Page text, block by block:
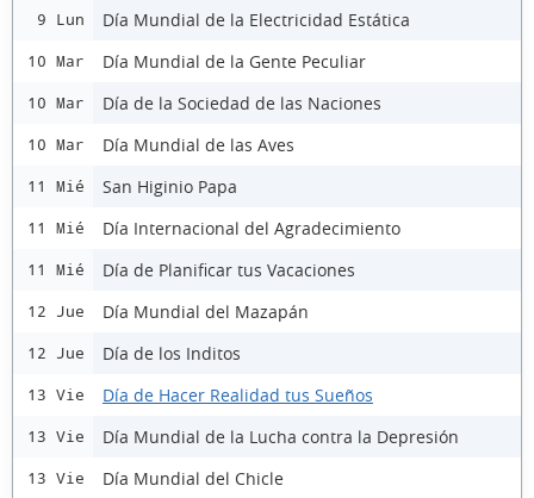
9 Lun Día Mundial de la Electricidad Estática
10 Mar Día Mundial de la Gente Peculiar
10 Mar Día de la Sociedad de las Naciones
10 Mar Día Mundial de las Aves
11 Mié San Higinio Papa
11 Mié Día Internacional del Agradecimiento
11 Mié Día de Planificar tus Vacaciones
12 Jue Día Mundial del Mazapán
12 Jue Día de los Inditos
13 Vie Día de Hacer Realidad tus Sueños
13 Vie Día Mundial de la Lucha contra la Depresión
13 Vie Día Mundial del Chicle